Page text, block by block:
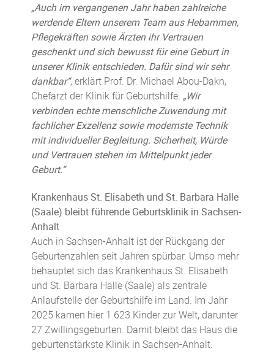
„Auch im vergangenen Jahr haben zahlreiche
werdende Eltern unserem Team aus Hebammen,
Pflegekräften sowie Ärzten ihr Vertrauen
geschenkt und sich bewusst für eine Geburt in
unserer Klinik entschieden. Dafür sind wir sehr
dankbar“, erklärt Prof. Dr. Michael Abou-Dakn,
Chefarzt der Klinik für Geburtshilfe. „Wir
verbinden echte menschliche Zuwendung mit
fachlicher Exzellenz sowie modernste Technik
mit individueller Begleitung. Sicherheit, Würde
und Vertrauen stehen im Mittelpunkt jeder
Geburt.“
Krankenhaus St. Elisabeth und St. Barbara Halle
(Saale) bleibt führende Geburtsklinik in Sachsen-
Anhalt
Auch in Sachsen-Anhalt ist der Rückgang der
Geburtenzahlen seit Jahren spürbar. Umso mehr
behauptet sich das Krankenhaus St. Elisabeth
und St. Barbara Halle (Saale) als zentrale
Anlaufstelle der Geburtshilfe im Land. Im Jahr
2025 kamen hier 1.623 Kinder zur Welt, darunter
27 Zwillingsgeburten. Damit bleibt das Haus die
geburtenstärkste Klinik in Sachsen-Anhalt.